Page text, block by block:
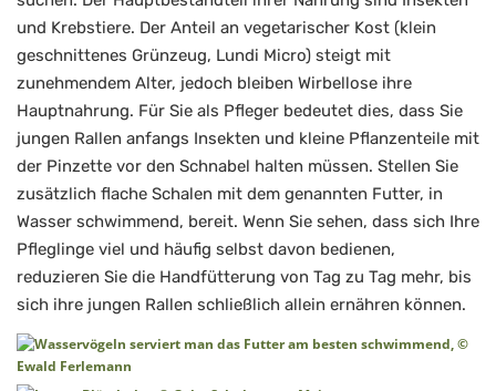
und Krebstiere. Der Anteil an vegetarischer Kost (klein
geschnittenes Grünzeug, Lundi Micro) steigt mit
zunehmendem Alter, jedoch bleiben Wirbellose ihre
Hauptnahrung. Für Sie als Pfleger bedeutet dies, dass Sie
jungen Rallen anfangs Insekten und kleine Pflanzenteile mit
der Pinzette vor den Schnabel halten müssen. Stellen Sie
zusätzlich flache Schalen mit dem genannten Futter, in
Wasser schwimmend, bereit. Wenn Sie sehen, dass sich Ihre
Pfleglinge viel und häufig selbst davon bedienen,
reduzieren Sie die Handfütterung von Tag zu Tag mehr, bis
sich ihre jungen Rallen schließlich allein ernähren können.